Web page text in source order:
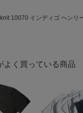
10070 インディゴ ヘンリ
よく買っている商品